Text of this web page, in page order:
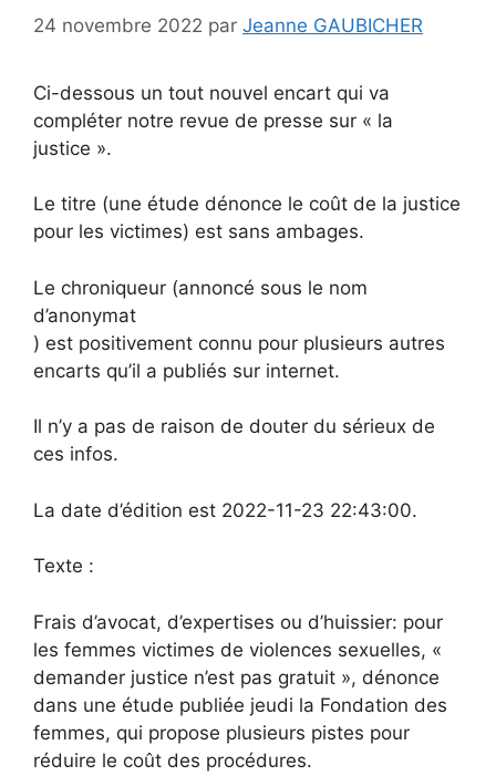
24 novembre 2022 par Jeanne GAUBICHER
Ci-dessous un tout nouvel encart qui va
compléter notre revue de presse sur « la
justice ».
Le titre (une étude dénonce le coût de la justice
pour les victimes) est sans ambages.
Le chroniqueur (annoncé sous le nom
d’anonymat
) est positivement connu pour plusieurs autres
encarts qu’il a publiés sur internet.
Il n’y a pas de raison de douter du sérieux de
ces infos.
La date d’édition est 2022-11-23 22:43:00.
Texte :
Frais d’avocat, d’expertises ou d’huissier: pour
les femmes victimes de violences sexuelles, «
demander justice n’est pas gratuit », dénonce
dans une étude publiée jeudi la Fondation des
femmes, qui propose plusieurs pistes pour
réduire le coût des procédures.